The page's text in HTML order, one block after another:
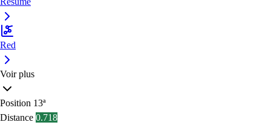
Red
Voir plus
Position 13ª
Distance 0.718